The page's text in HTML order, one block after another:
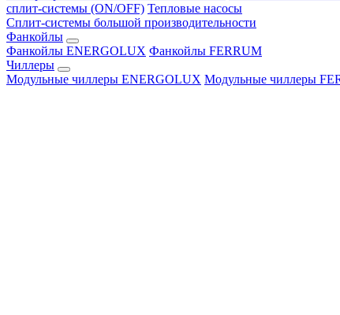
сплит-системы (ON/OFF) Тепловые насосы
Сплит-системы большой производительности
Фанкойлы
Фанкойлы ENERGOLUX Фанкойлы FERRUM
Чиллеры
Модульные чиллеры ENERGOLUX Модульные чиллеры